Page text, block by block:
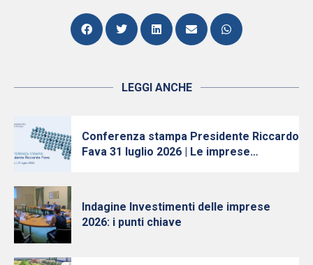
LEGGI ANCHE
Conferenza stampa Presidente Riccardo
Fava 31 luglio 2026 | Le imprese
Indagine Investimenti delle imprese
2026: i punti chiave